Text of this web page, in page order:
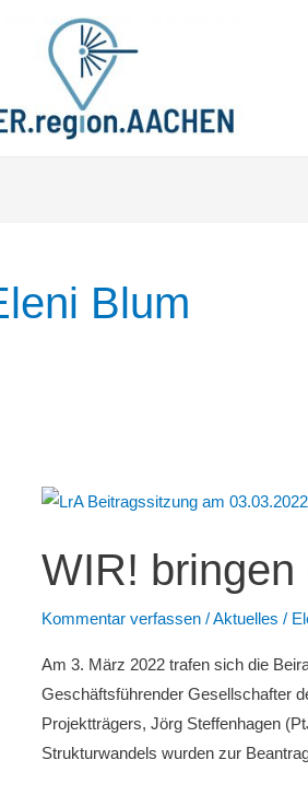
Blum
WIR!
Kommentar verfassen /Aktuelles /
Am 3. März 2022 trafen sich die
Geschäftsführender Gesellschafter
Projektträgers, Jörg Steffenhagen
Strukturwandels wurden zur